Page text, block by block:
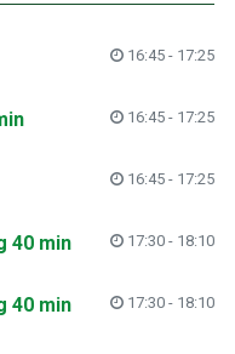
16:45 - 17:25
16:45 - 17:25
16:45 - 17:25
40 min
17:30 - 18:10
40 min
17:30 - 18:10